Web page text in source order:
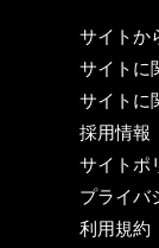
サイトか
サイトに
サイトに
採用情報
サイトポ
プライバ
利用規約